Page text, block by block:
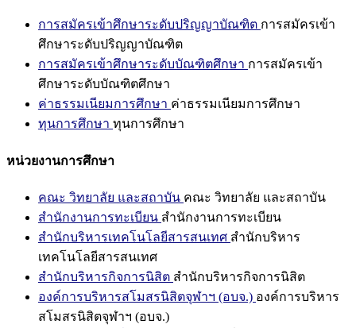
การสมัครเข้าศึกษาระดับปริญญาบัณฑิต การสมัครเข้า
ศึกษาระดับปริญญาบัณฑิต
การสมัครเข้าศึกษาระดับบัณฑิตศึกษา การสมัครเข้า
ศึกษาระดับบัณฑิตศึกษา
ค่าธรรมเนียมการศึกษา ค่าธรรมเนียมการศึกษา
ทุนการศึกษา ทุนการศึกษา
หน่วยงานการศึกษา
คณะ วิทยาลัย และสถาบัน คณะ วิทยาลัย และสถาบัน
สำนักงานการทะเบียน สำนักงานการทะเบียน
สำนักบริหารเทคโนโลยีสารสนเทศ สำนักบริหาร
เทคโนโลยีสารสนเทศ
สำนักบริหารกิจการนิสิต สำนักบริหารกิจการนิสิต
องค์การบริหารสโมสรนิสิตจุฬาฯ (อบจ.) องค์การบริหาร
สโมสรนิสิตจุฬาฯ (อบจ.)